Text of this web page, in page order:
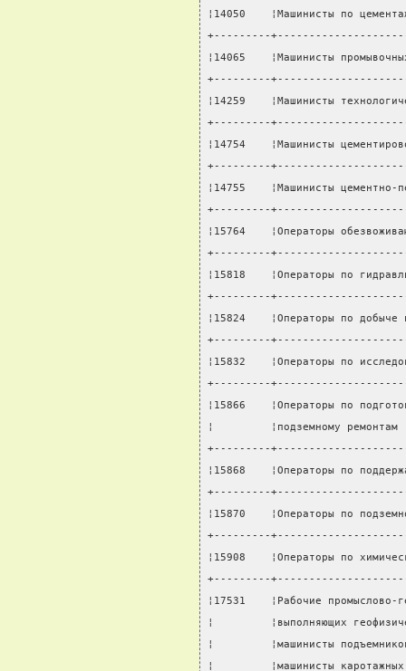
¦14050    ¦Машинисты по
+---------
¦14065    ¦Машинисты
+---------
¦14259    ¦Машинисты
+---------
¦14754    ¦Машинисты
+---------
¦14755    ¦Машинисты
+---------
¦15764    ¦Операторы
+---------
¦15818    ¦Операторы по
+---------
¦15824    ¦Операторы по
+---------
¦15832    ¦Операторы по
+---------
¦15866    ¦Операторы по
¦         ¦подземному
+---------
¦15868    ¦Операторы по
+---------
¦15870    ¦Операторы по
+---------
¦15908    ¦Операторы по
+---------
¦17531    ¦Рабочие
¦         ¦выполняющих
¦         ¦машинисты
¦         ¦машинисты